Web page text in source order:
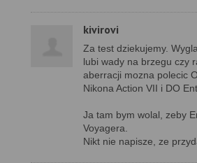
kivirovi
Za test dziekujemy.
lubi wady na brzegu czy
aberracji mozna polecic
Nikona Action VII i DO
Ja tam bym wolal, zeby
Voyagera.
Nikt nie napisze, ze